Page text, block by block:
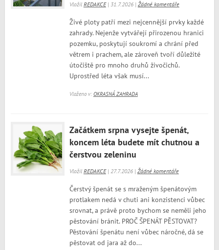
Vložil REDAKCE| 31.7.2026 | Žádné komentáře
Živé ploty patří mezi nejcennější prvky každé
zahrady. Nejenže vytvářejí přirozenou hranici
pozemku, poskytují soukromí a chrání před
větrem i prachem, ale zároveň tvoří důležité
útočiště pro mnoho druhů živočichů.
Uprostřed léta však musí...
Vloženo v: OKRASNÁ ZAHRADA
Začátkem srpna vysejte špenát,
koncem léta budete mít chutnou a
čerstvou zeleninu
Vložil REDAKCE| 27.7.2026 | Žádné komentáře
Čerstvý špenát se s mraženým špenátovým
protlakem nedá v chuti ani konzistenci vůbec
srovnat, a právě proto bychom se neměli jeho
pěstování bránit. PROČ ŠPENÁT PĚSTOVAT?
Pěstování špenátu není vůbec náročné, dá se
pěstovat od jara až do...